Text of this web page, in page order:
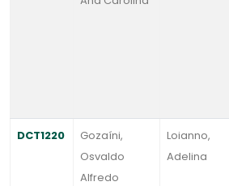
DCT1220
Gozaíni,
Osvaldo
Alfredo
Loianno,
Adelina